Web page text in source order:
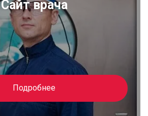
Сайт врача
Подробнее